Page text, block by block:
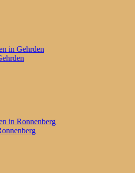
in Gehrden
in Ronnenberg